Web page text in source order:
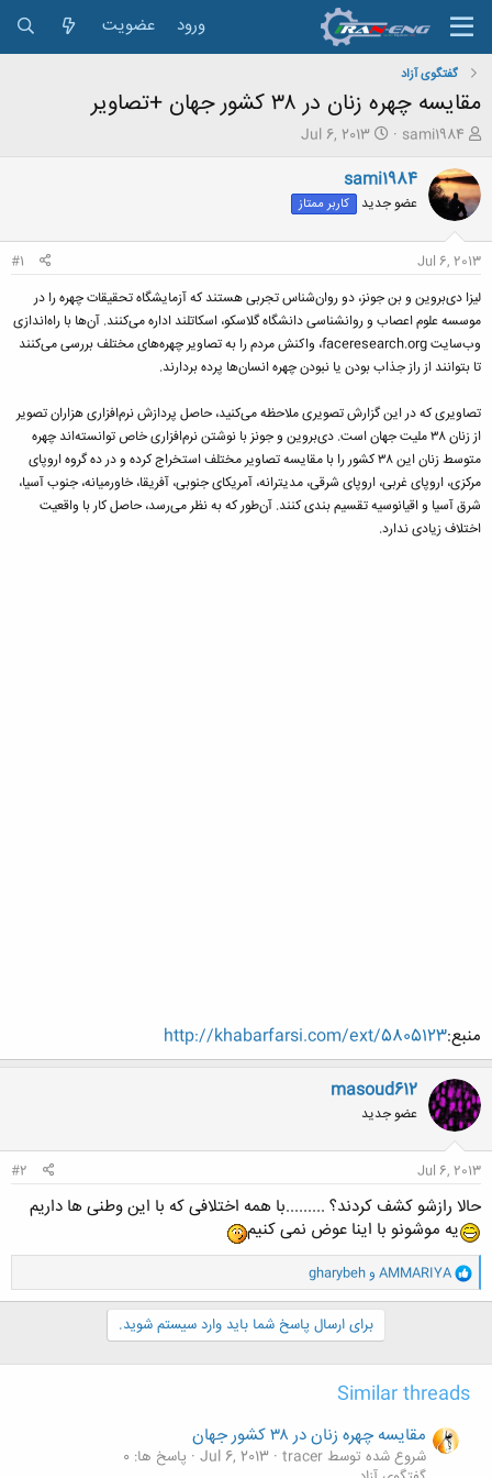
ورود عضویت
گفتگوی آزاد
مقایسه چهره زنان در ۳۸ کشور جهان +تصاویر
ش
و
ع
ک
ه
و
ض
و
sami1984
ت
ر
خ
ع
Jul 6, 2013
sami1984
عضو جدید کاربر ممتاز
Jul 6, 2013
#1
لیزا دی‌بروین و بن جونز، دو روان‌شناس تجربی هستند که آزمایشگاه تحقیقات چهره را در
موسسه علوم اعصاب و روانشناسی دانشگاه گلاسکو، اسکاتلند اداره می‌کنند. آن‌ها با راه‌اندازی
وب‌سایت faceresearch.org، واکنش مردم را به تصاویر چهره‌های مختلف بررسی می‌کنند
تا بتوانند از راز جذاب بودن یا نبودن چهره انسان‌ها پرده بردارند.
تصاویری که در این گزارش تصویری ملاحظه می‌کنید، حاصل پردازش نرم‌افزاری هزاران تصویر
از زنان ۳۸ ملیت جهان است. دی‌بروین و جونز با نوشتن نرم‌افزاری خاص توانسته‌اند چهره
متوسط زنان این ۳۸ کشور را با مقایسه تصاویر مختلف استخراج کرده و در ده گروه اروپای
مرکزی، اروپای غربی، اروپای شرقی، مدیترانه، آمریکای جنوبی، آفریقا، خاورمیانه، جنوب آسیا،
شرق آسیا و اقیانوسیه تقسیم بندی کنند. آن‌طور که به نظر می‌رسد، حاصل کار با واقعیت
اختلاف زیادی ندارد.
منبع:http://khabarfarsi.com/ext/5805123
masoud612
عضو جدید
Jul 6, 2013
#2
حالا رازشو کشف کردند؟ .........با همه اختلافی که با این وطنی ها داریم
یه موشونو با اینا عوض نمی کنیم
و
ا
ک
:
AMMARIYA وgharybeh
برای ارسال پاسخ شما باید وارد سیستم شوید.
Similar threads
مقایسه چهره زنان در ۳۸ کشور جهان
شروع شده توسط tracer Jul 6, 2013 پاسخ ها: 0